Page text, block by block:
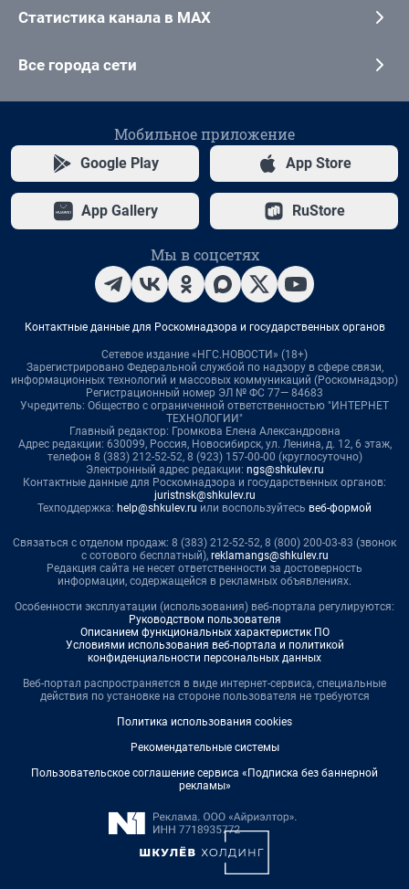
Статистика канала в MAX
Все города сети
Мобильное приложение
Google Play App Store
App Gallery RuStore
Мы в соцсетях
Контактные данные для Роскомнадзора и государственных органов
Сетевое издание «НГС.НОВОСТИ» (18+)
Зарегистрировано Федеральной службой по надзору в сфере связи,
информационных технологий и массовых коммуникаций (Роскомнадзор)
Регистрационный номер ЭЛ № ФС 77— 84683
Учредитель: Общество с ограниченной ответственностью "ИНТЕРНЕТ
ТЕХНОЛОГИИ"
Главный редактор: Громкова Елена Александровна
Адрес редакции: 630099, Россия, Новосибирск, ул. Ленина, д. 12, 6 этаж,
телефон 8 (383) 212-52-52, 8 (923) 157-00-00 (круглосуточно)
Электронный адрес редакции: ngs@shkulev.ru
Контактные данные для Роскомнадзора и государственных органов:
juristnsk@shkulev.ru
Техподдержка: help@shkulev.ru или воспользуйтесь веб-формой
Связаться с отделом продаж: 8 (383) 212-52-52, 8 (800) 200-03-83 (звонок
с сотового бесплатный), reklamangs@shkulev.ru
Редакция сайта не несет ответственности за достоверность
информации, содержащейся в рекламных объявлениях.
Особенности эксплуатации (использования) веб-портала регулируются:
Руководством пользователя
Описанием функциональных характеристик ПО
Условиями использования веб-портала и политикой
конфиденциальности персональных данных
Веб-портал распространяется в виде интернет-сервиса, специальные
действия по установке на стороне пользователя не требуются
Политика использования cookies
Рекомендательные системы
Пользовательское соглашение сервиса «Подписка без баннерной
рекламы»